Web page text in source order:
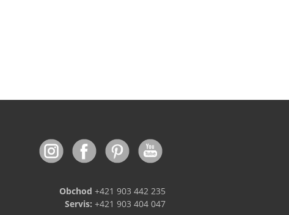
Obchod +421 903 442 235
Servis: +421 903 404 047